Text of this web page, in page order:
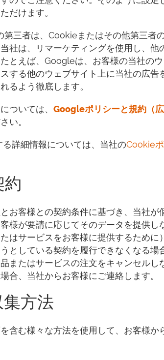
だけます。
三者は、Cookieまたはその他第三者
社は、リマーケティングを使用し、他
とえば、Googleは、お客様の当社の
する他のウェブサイト上に当社の広告
るよう徹底します。
ついては、 Googleポリシーと規約（広
い。
詳細情報については、当社のCookie
約
お客様との契約条件に基づき、当社が
様が要請に応じてそのデータを提供し
はサービスをお客様に提供するために
としている契約を履行できなくなる場
またはサービスの注文をキャンセルし
合、当社からお客様にご連絡します。
方法
含む様々な方法を使用して、お客様か